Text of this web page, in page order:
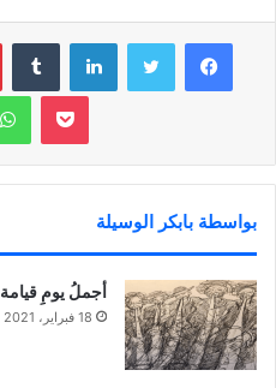
فيسبوك لينكدإن
بوكيت
بواسطة بابكر الوسيلة
أجملُ يومِ قيامة
18 فبراير، 2021